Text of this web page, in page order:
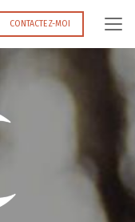
CONTACTEZ-MOI